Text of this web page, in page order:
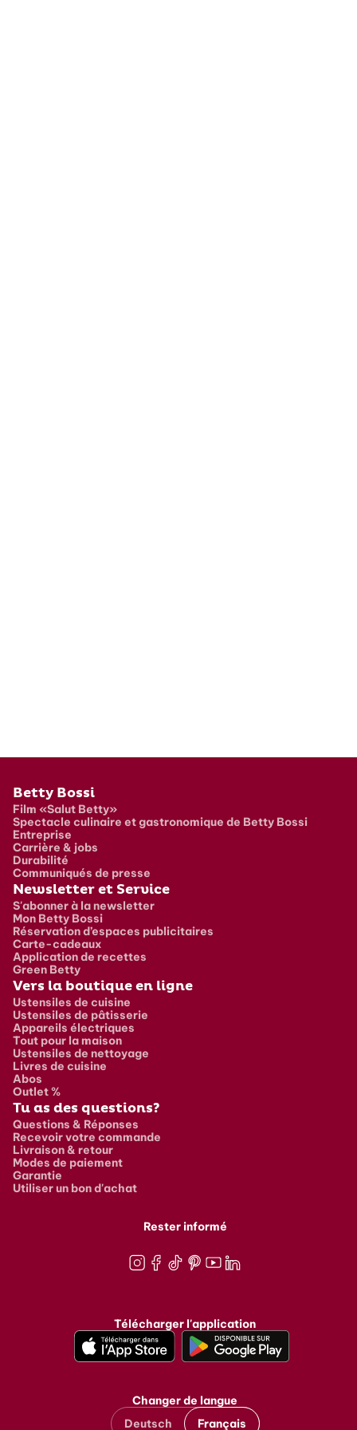
Pied de page
Betty Bossi
Film «Salut Betty»
Spectacle culinaire et gastronomique de Betty Bossi
Entreprise
Carrière & jobs
Durabilité
Communiqués de presse
Newsletter et Service
S'abonner à la newsletter
Mon Betty Bossi
Réservation d’espaces publicitaires
Carte-cadeaux
Application de recettes
Green Betty
Vers la boutique en ligne
Ustensiles de cuisine
Ustensiles de pâtisserie
Appareils électriques
Tout pour la maison
Ustensiles de nettoyage
Livres de cuisine
Abos
Outlet %
Tu as des questions?
Questions & Réponses
Recevoir votre commande
Livraison & retour
Modes de paiement
Garantie
Utiliser un bon d'achat
Rester informé
Télécharger l'application
Changer de langue
Deutsch
Français